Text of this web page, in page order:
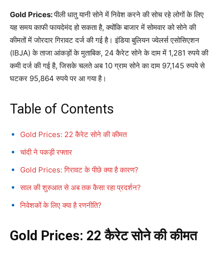
Gold Prices:पीली धातु यानी सोने में निवेश करने की सोच रहे लोगों के लिए
यह समय काफी फायदेमंद हो सकता है, क्योंकि बाजार में सोमवार को सोने की
कीमतों में जोरदार गिरावट दर्ज की गई है। इंडिया बुलियन ज्वेलर्स एसोसिएशन
(IBJA) के ताजा आंकड़ों के मुताबिक, 24 कैरेट सोने के दाम में 1,281 रुपये की
कमी दर्ज की गई है, जिसके चलते अब 10 ग्राम सोने का दाम 97,145 रुपये से
घटकर 95,864 रुपये पर आ गया है।
Table of Contents
Gold Prices: 22 कैरेट सोने की कीमत
चांदी ने पकड़ी रफ्तार
Gold Prices: गिरावट के पीछे क्या है कारण?
साल की शुरुआत से अब तक कैसा रहा प्रदर्शन?
निवेशकों के लिए क्या है रणनीति?
Gold Prices: 22 कैरेट सोने की कीमत